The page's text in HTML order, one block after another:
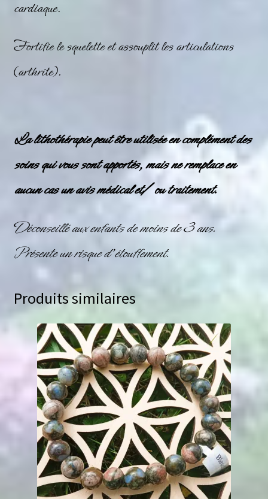
cardiaque.
Fortifie le squelette et assouplit les articulations
(arthrite).
La lithothérapie peut être utilisée en complément des
soins qui vous sont apportés, mais ne remplace en
aucun cas un avis médical et/ ou traitement.
Déconseillé aux enfants de moins de 3 ans.
Présente un risque d’étouffement.
Produits similaires